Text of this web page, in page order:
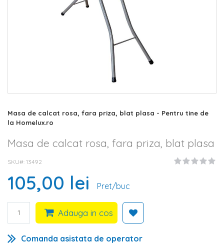
Skip
to
beginning
of
images
gallery
Masa de calcat rosa, fara priza, blat plasa - Pentru tine de
la Homelux.ro
Masa de calcat rosa, fara priza, blat plasa
SKU# 13492
105,00 lei Pret/buc
Adauga in cos
Comanda asistata de operator